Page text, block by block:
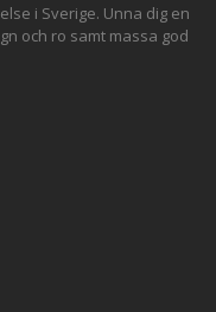
i Sverige. Unna dig en
och ro samt massa god